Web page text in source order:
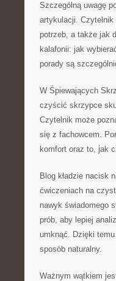
Szczególną uwagę
artykulacji.
potrzeb, a także jak
kalafonii: jak
porady są
W Śpiewających
czyścić skrzypce
Czytelnik może
się z fachowcem.
komfort oraz to, jak
Blog kładzie nacisk
ćwiczeniach na
nawyk świadomego
prób, aby lepiej
umknąć. Dzięki
sposób naturalny.
Ważnym wątkiem